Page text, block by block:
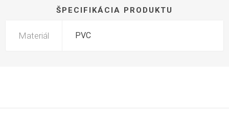
ŠPECIFIKÁCIA PRODUKTU
Materiál PVC